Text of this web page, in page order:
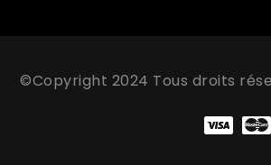
©Copyright 2024 Tous droits